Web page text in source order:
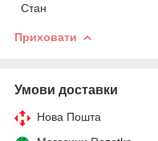
Стан
Приховати
Умови доставки
Нова Пошта